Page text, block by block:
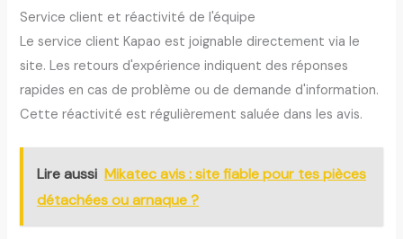
Service client et réactivité de l'équipe
Le service client Kapao est joignable directement via le
site. Les retours d'expérience indiquent des réponses
rapides en cas de problème ou de demande d'information.
Cette réactivité est régulièrement saluée dans les avis.
Lire aussi Mikatec avis : site fiable pour tes pièces
détachées ou arnaque ?